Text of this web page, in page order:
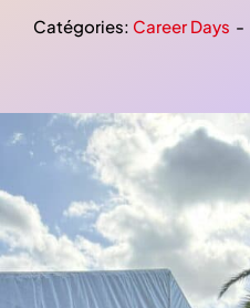
Catégories: Career Days -